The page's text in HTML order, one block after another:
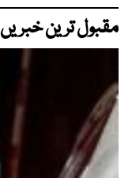
مقبول ترین خبریں